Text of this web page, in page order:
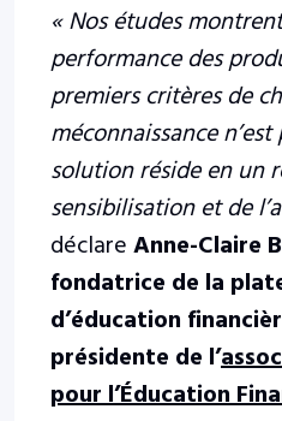
«Nos études
performance des
premiers critères de
méconnaissance
solution réside en un
sensibilisation et de
déclareAnne-Claire
fondatrice de la
d’éducation
présidente de l’
pour l’Éducation